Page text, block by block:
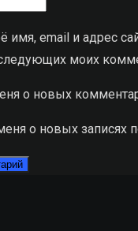
имя, email и адрес
моих
о новых
о новых записях